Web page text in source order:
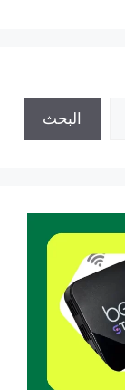
البحث